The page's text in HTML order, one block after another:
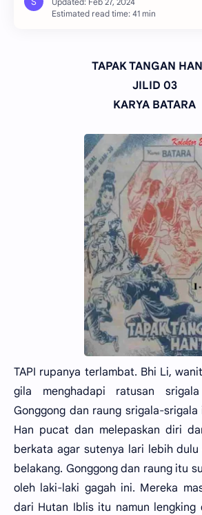
Estimated read time: 41 min
TAPAK TANGAN
JILID 03
KARYA BATARA
TAPI rupanya terlambat. Bhi Li,
gila menghadapi ratusan
Gonggong dan raung srigala-
Han pucat dan melepaskan diri
berkata agar sutenya lari lebih
belakang. Gonggong dan raung itu
oleh laki-laki gagah ini. Mereka
dari Hutan Iblis itu namun